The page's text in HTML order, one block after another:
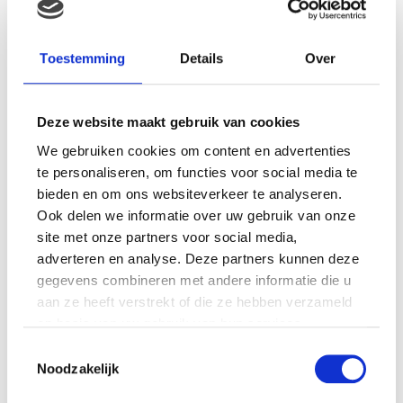
Toestemming Details Over
Deze website maakt gebruik van cookies
We gebruiken cookies om content en advertenties
te personaliseren, om functies voor social media te
bieden en om ons websiteverkeer te analyseren.
Ook delen we informatie over uw gebruik van onze
site met onze partners voor social media,
adverteren en analyse. Deze partners kunnen deze
gegevens combineren met andere informatie die u
aan ze heeft verstrekt of die ze hebben verzameld
Noodzakelijk
MAMA CARMEN: WAT NEEM IK MEE OP
MAMA LEEONIE: TOCH WEL SPANNEND OM
NAAR EEN BRUILOFT TE GAAN ALS JE 36